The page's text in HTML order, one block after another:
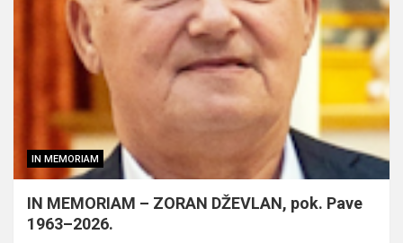
IN MEMORIAM
IN MEMORIAM – ZORAN DŽEVLAN, pok. Pave
1963–2026.